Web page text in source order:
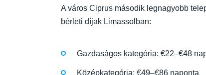
A város Ciprus második legnagyobb
bérleti díjak Limassolban:
Gazdaságos kategória: €22–€48
Középkategória: €49–€86 naponta